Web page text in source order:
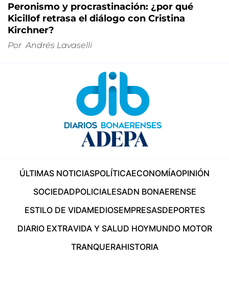
Peronismo y procrastinación: ¿por qué
Kicillof retrasa el diálogo con Cristina
Kirchner?
Por Andrés Lavaselli
ÚLTIMAS NOTICIASPOLÍTICAECONOMÍAOPINIÓN
SOCIEDADPOLICIALESADN BONAERENSE
ESTILO DE VIDAMEDIOSEMPRESASDEPORTES
DIARIO EXTRAVIDA Y SALUD HOYMUNDO MOTOR
TRANQUERAHISTORIA